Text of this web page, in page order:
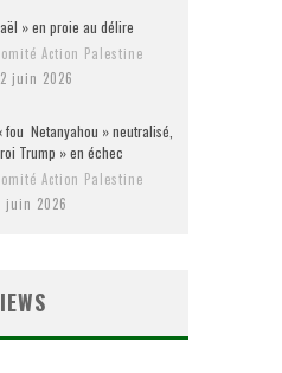
» en proie au délire
Action Palestine
juin 2026
fou Netanyahou » neutralisé,
Trump » en échec
Action Palestine
juin 2026